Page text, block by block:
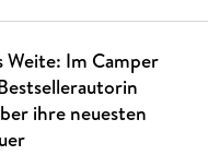
Weite: Im Camper
ihre neuesten